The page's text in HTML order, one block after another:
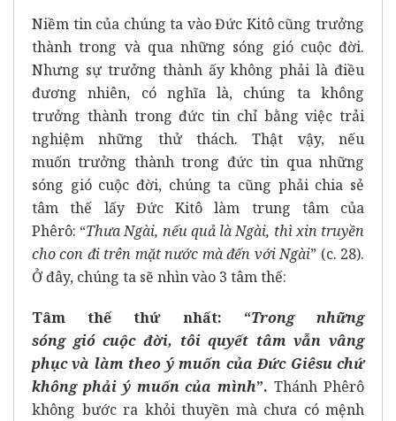
Niềm tin của chúng ta vào Đức Kitô cũng trưởng
thành trong và qua những sóng gió cuộc đời.
Nhưng sự trưởng thành ấy không phải là điều
đương nhiên, có nghĩa là, chúng ta không
trưởng thành trong đức tin chỉ bằng việc trải
nghiệm những thử thách. Thật vậy, nếu
muốn trưởng thành trong đức tin qua những
sóng gió cuộc đời, chúng ta cũng phải chia sẻ
tâm thế lấy Đức Kitô làm trung tâm của
Phêrô: “Thưa Ngài, nếu quả là Ngài, thì xin truyền
cho con đi trên mặt nước mà đến với Ngài” (c. 28).
Ở đây, chúng ta sẽ nhìn vào 3 tâm thế:
Tâm thế thứ nhất: “Trong những
sónggió cuộc đời, tôi quyết tâm vẫn vâng
phục và làm theo ý muốn của Đức Giêsuchứ
không phải ý muốn của mình”. Thánh Phêrô
không bước ra khỏi thuyền mà chưa có mệnh